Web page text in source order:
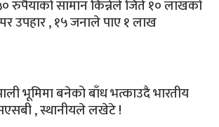
रुपैयाँको सामान किन्नेले जिते १० लाखको
उपहार , १५ जनाले पाए १ लाख
भूमिमा बनेको बाँध भत्काउदै भारतीय
, स्थानीयले लखेटे !